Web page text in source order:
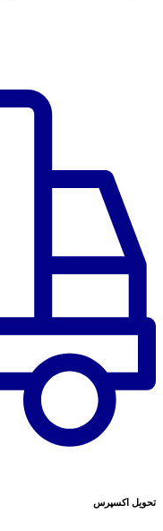
تحویل اکسپرس